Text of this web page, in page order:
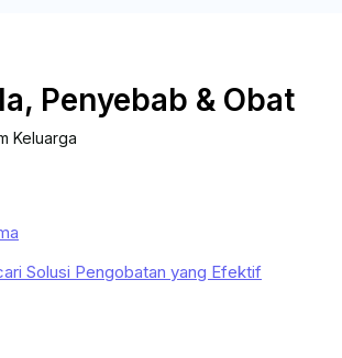
Penyebab & Obat
Keluarga
Solusi Pengobatan yang Efektif